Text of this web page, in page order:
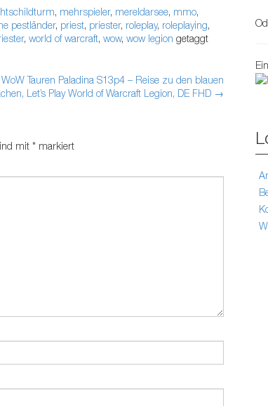
, mehrspieler, mereldarsee, mmo,
pestländer, priest, priester, roleplay, roleplaying,
, world of warcraft, wow, wow legion getaggt
WoW Tauren Paladina S13p4 – Reise zu den blauen
Let’s Play World of Warcraft Legion, DE FHD →
mit * markiert